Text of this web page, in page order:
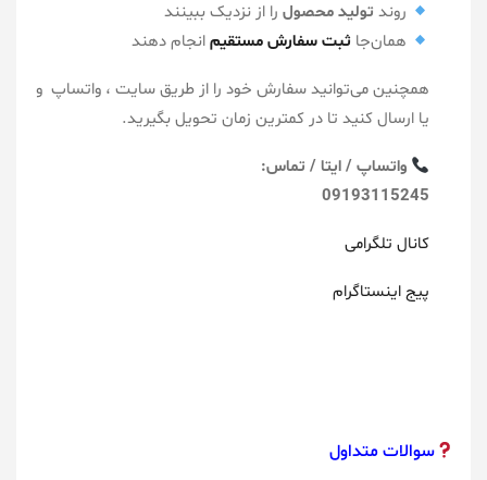
روند تولید محصول را از نزدیک ببینند
همان‌جاثبت سفارش مستقیمانجام دهند
همچنین می‌توانید سفارش خود را از طریق سایت ، واتساپ و
یا ارسال کنید تا در کمترین زمان تحویل بگیرید.
واتساپ / ایتا / تماس:
09193115245
کانال تلگرامی
پیج اینستاگرام
سوالات متداول